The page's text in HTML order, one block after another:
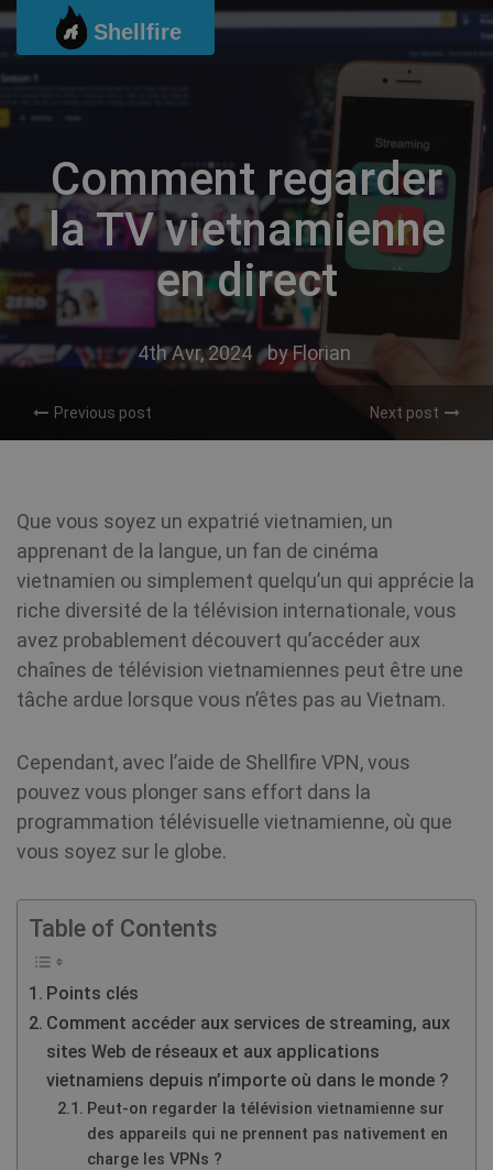
Shellfire
Passer
au
contenu
Comment regarder
la TV vietnamienne
en direct
4th Avr, 2024 byFlorian
Previous post Next post
Que vous soyez un expatrié vietnamien, un
apprenant de la langue, un fan de cinéma
vietnamien ou simplement quelqu’un qui apprécie la
riche diversité de la télévision internationale, vous
avez probablement découvert qu’accéder aux
chaînes de télévision vietnamiennes peut être une
tâche ardue lorsque vous n’êtes pas au Vietnam.
Cependant, avec l’aide de Shellfire VPN, vous
pouvez vous plonger sans effort dans la
programmation télévisuelle vietnamienne, où que
vous soyez sur le globe.
Table of Contents
Points clés
Comment accéder aux services de streaming, aux
sites Web de réseaux et aux applications
vietnamiens depuis n’importe où dans le monde ?
Peut-on regarder la télévision vietnamienne sur
des appareils qui ne prennent pas nativement en
charge les VPNs ?